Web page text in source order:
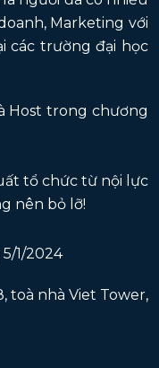
Marketing với
các trường đại học
Host trong chương
tổ chức từ nội lực
nên bỏ lỡ!
5/1/2024
toà nhà Viet Tower,